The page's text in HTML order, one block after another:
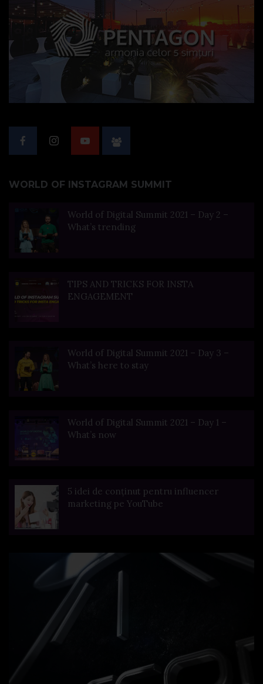
WORLD OF INSTAGRAM SUMMIT
World of Digital Summit 2021 – Day 2 –
What’s trending
TIPS AND TRICKS FOR INSTA
ENGAGEMENT
World of Digital Summit 2021 – Day 3 –
What’s here to stay
World of Digital Summit 2021 – Day 1 –
What’s now
5 idei de conținut pentru influencer
marketing pe YouTube